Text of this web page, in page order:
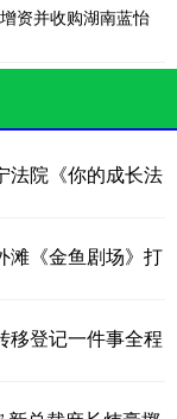
资并收购湖南蓝怡
法院《你的成长法
滩《金鱼剧场》打
移登记一件事全程